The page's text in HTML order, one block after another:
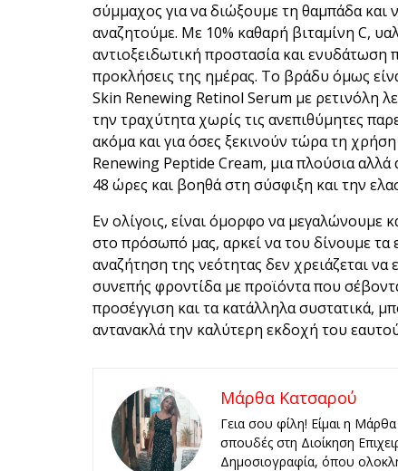
σύμμαχος για να διώξουμε τη θαμπάδα
αναζητούμε. Με 10% καθαρή βιταμίνη C,
αντιοξειδωτική προστασία και ενυδάτωση
προκλήσεις της ημέρας. Το βράδυ όμως
Skin Renewing Retinol Serum με ρετινόλη
την τραχύτητα χωρίς τις ανεπιθύμητες
ακόμα και για όσες ξεκινούν τώρα τη χρήση
Renewing Peptide Cream, μια πλούσια
48 ώρες και βοηθά στη σύσφιξη και την
Εν ολίγοις, είναι όμορφο να μεγαλώνουμε
στο πρόσωπό μας, αρκεί να του δίνουμε τα
αναζήτηση της νεότητας δεν χρειάζεται να
συνεπής φροντίδα με προϊόντα που
προσέγγιση και τα κατάλληλα συστατικά,
αντανακλά την καλύτερη εκδοχή του
Μάρθα Κατσαρού
Γεια σου φίλη! Είμαι η
σπουδές στη Διοίκηση
Δημοσιογραφία, όπου